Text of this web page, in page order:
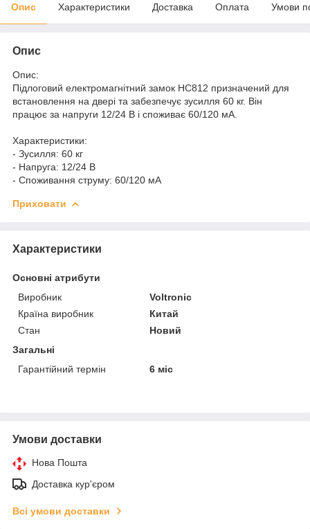
Опис Характеристики Доставка Оплата Умови
Опис
Опис:
Підлоговий електромагнітний замок HC812 призначений для
встановлення на двері та забезпечує зусилля 60 кг. Він
працює за напруги 12/24 В і споживає 60/120 мА.
Характеристики:
- Зусилля: 60 кг
- Напруга: 12/24 В
- Споживання струму: 60/120 мА
Приховати
Характеристики
Основні атрибути
Виробник
Voltronic
Країна виробник
Китай
Стан
Новий
Загальні
Гарантійний термін
6 міс
Умови доставки
Нова Пошта
Доставка кур'єром
Всі умови доставки